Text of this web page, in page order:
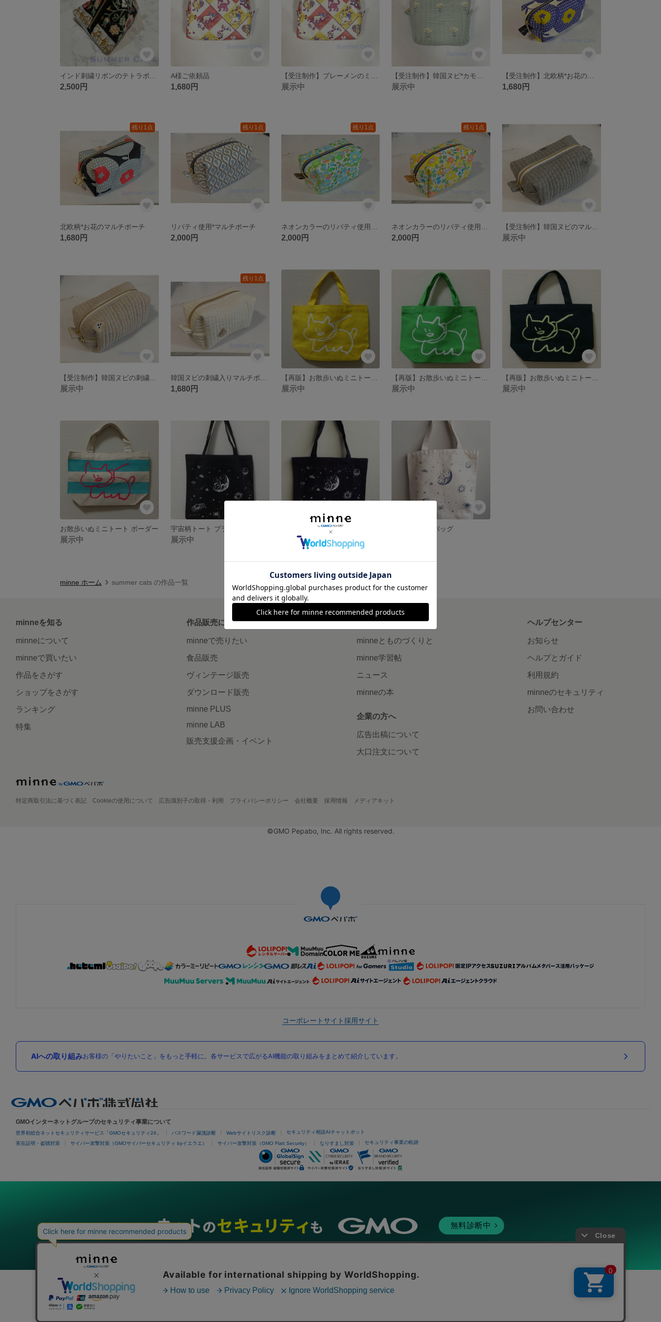
2,500円
A様ご依頼品
1,680円 展示中 展示中 1,680円
残り1点
北欧柄*お花のマルチポーチ
1,680円
残り1点
リバティ使用*マルチポーチ
2,000円
残り1点
2,000円
残り1点
2,000円 展示中
展示中
残り1点
1,680円 展示中 展示中 展示中
お散歩いぬミニトート ボーダー
展示中 展示中 展示中
宇宙柄トートバッグ
minne ホーム summer cats の作品一覧
minneを知る
minneについて
minneで買いたい
作品をさがす
ショップをさがす
ランキング
特集
作品販売について
minneで売りたい
食品販売
ヴィンテージ販売
ダウンロード販売
minne PLUS
minne LAB
販売支援企画・イベント
読みもの
minneとものづくりと
minne学習帖
ニュース
minneの本
企業の方へ
広告出稿について
大口注文について
ヘルプセンター
お知らせ
ヘルプとガイド
利用規約
minneのセキュリティ
お問い合わせ
特定商取引法に基づく表記 Cookieの使用について 広告識別子の取得・利用 プライバシーポリシー 会社概要 採用情報 メディアキット
©GMO Pepabo, Inc. All rights reserved.
コーポレートサイト採用サイト
AIへの取り組みお客様の「やりたいこと」をもっと手軽に。各サービスで広がるAI機能の取り組みをまとめて紹介しています。
GMOインターネットグループのセキュリティ事業について
世界初総合ネットセキュリティサービス「GMOセキュリティ24」 パスワード漏洩診断 Webサイトリスク診断 セキュリティ相談AIチャットボット
実在証明・盗聴対策 サイバー攻撃対策（GMOサイバーセキュリティ byイエラエ） サイバー攻撃対策（GMO Flatt Security） なりすまし対策 セキュリティ事業の軌跡
無料診断中
グループサービス
インターネットサービス